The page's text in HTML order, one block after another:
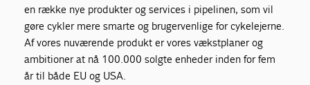
en række nye produkter og services i pipelinen, som vil
gøre cykler mere smarte og brugervenlige for cykelejerne.
Af vores nuværende produkt er vores vækstplaner og
ambitioner at nå 100.000 solgte enheder inden for fem
år til både EU og USA.